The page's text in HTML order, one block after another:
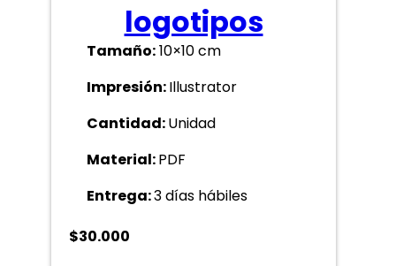
logotipos
Tamaño:10×10 cm
Impresión:Illustrator
Cantidad:Unidad
Material:PDF
Entrega:3 días hábiles
$30.000